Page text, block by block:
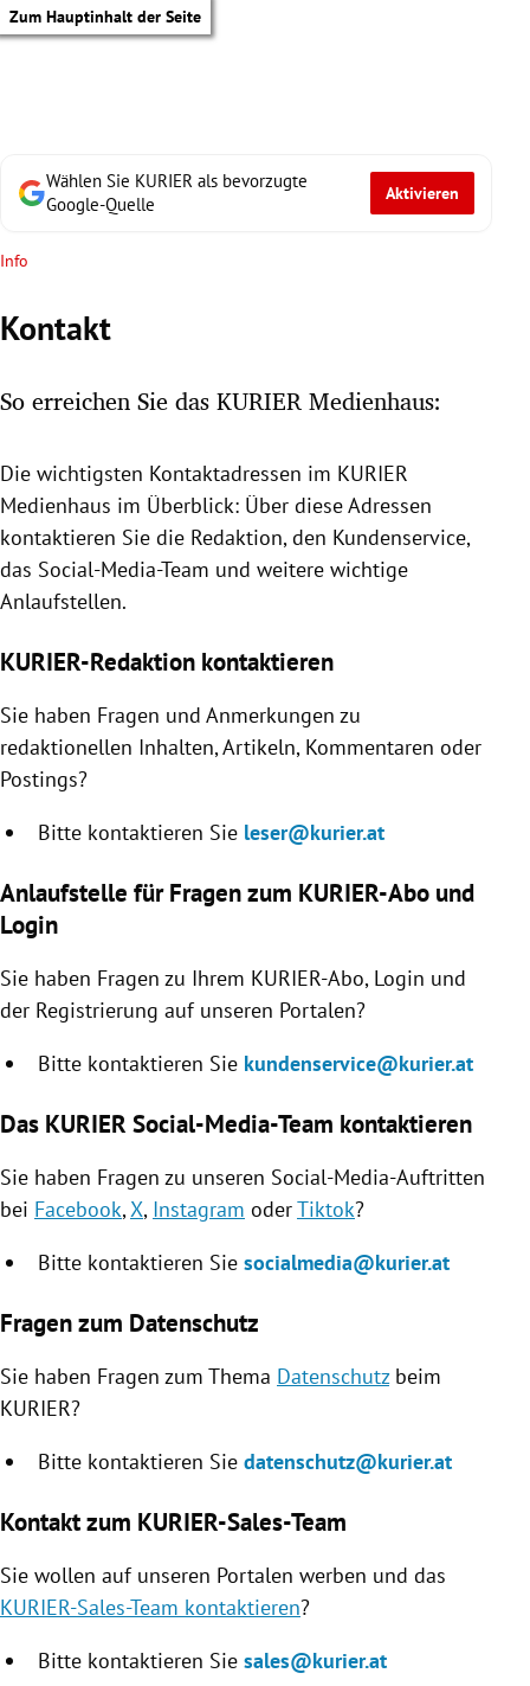
Zum Hauptinhalt der Seite
Untermenü
Untermenü
Untermenü
Untermenü
Untermenü
Untermenü
Untermenü
Untermenü
Wählen Sie KURIER als bevorzugte
Google-Quelle
Aktivieren
Info
Kontakt
So erreichen Sie das KURIER Medienhaus:
Die wichtigsten Kontaktadressen im KURIER
Medienhaus im Überblick: Über diese Adressen
kontaktieren Sie die Redaktion, den Kundenservice,
das Social-Media-Team und weitere wichtige
Anlaufstellen.
KURIER-Redaktion kontaktieren
Sie haben Fragen und Anmerkungen zu
redaktionellen Inhalten, Artikeln, Kommentaren oder
Postings?
Bitte kontaktieren Sie leser@kurier.at
Anlaufstelle für Fragen zum KURIER-Abo und
Login
Sie haben Fragen zu Ihrem KURIER-Abo, Login und
der Registrierung auf unseren Portalen?
Bitte kontaktieren Sie kundenservice@kurier.at
Das KURIER Social-Media-Team kontaktieren
Sie haben Fragen zu unseren Social-Media-Auftritten
bei Facebook, X, Instagram oderTiktok?
Bitte kontaktieren Sie socialmedia@kurier.at
Fragen zum Datenschutz
Sie haben Fragen zum Thema Datenschutzbeim
KURIER?
Bitte kontaktieren Sie datenschutz@kurier.at
Kontakt zum KURIER-Sales-Team
Sie wollen auf unseren Portalen werben und das
KURIER-Sales-Team kontaktieren?
Bitte kontaktieren Sie sales@kurier.at